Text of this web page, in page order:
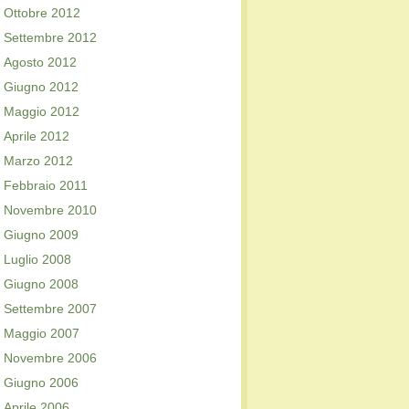
Ottobre 2012
Settembre 2012
Agosto 2012
Giugno 2012
Maggio 2012
Aprile 2012
Marzo 2012
Febbraio 2011
Novembre 2010
Giugno 2009
Luglio 2008
Giugno 2008
Settembre 2007
Maggio 2007
Novembre 2006
Giugno 2006